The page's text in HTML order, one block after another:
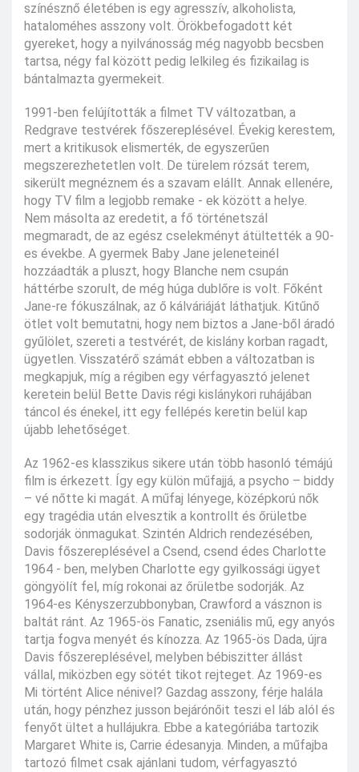
színésznő életében is egy agresszív, alkoholista,
hataloméhes asszony volt. Örökbefogadott két
gyereket, hogy a nyilvánosság még nagyobb becsben
tartsa, négy fal között pedig lelkileg és fizikailag is
bántalmazta gyermekeit.
1991-ben felújították a filmet TV változatban, a
Redgrave testvérek főszereplésével. Évekig kerestem,
mert a kritikusok elismerték, de egyszerűen
megszerezhetetlen volt. De türelem rózsát terem,
sikerült megnéznem és a szavam elállt. Annak ellenére,
hogy TV film a legjobb remake - ek között a helye.
Nem másolta az eredetit, a fő történetszál
megmaradt, de az egész cselekményt átültették a 90-
es évekbe. A gyermek Baby Jane jeleneteinél
hozzáadták a pluszt, hogy Blanche nem csupán
háttérbe szorult, de még húga dublőre is volt. Főként
Jane-re fókuszálnak, az ő kálváriáját láthatjuk. Kitűnő
ötlet volt bemutatni, hogy nem biztos a Jane-ből áradó
gyűlölet, szereti a testvérét, de kislány korban ragadt,
ügyetlen. Visszatérő számát ebben a változatban is
megkapjuk, míg a régiben egy vérfagyasztó jelenet
keretein belül Bette Davis régi kislánykori ruhájában
táncol és énekel, itt egy fellépés keretin belül kap
újabb lehetőséget.
Az 1962-es klasszikus sikere után több hasonló témájú
film is érkezett. Így egy külön műfajjá, a psycho – biddy
– vé nőtte ki magát. A műfaj lényege, középkorú nők
egy tragédia után elvesztik a kontrollt és őrületbe
sodorják önmagukat. Szintén Aldrich rendezésében,
Davis főszereplésével a Csend, csend édes Charlotte
1964 - ben, melyben Charlotte egy gyilkossági ügyet
göngyölít fel, míg rokonai az őrületbe sodorják. Az
1964-es Kényszerzubbonyban, Crawford a vásznon is
baltát ránt. Az 1965-ös Fanatic, zseniális mű, egy anyós
tartja fogva menyét és kínozza. Az 1965-ös Dada, újra
Davis főszereplésével, melyben bébiszitter állást
vállal, miközben egy sötét tikot rejteget. Az 1969-es
Mi történt Alice nénivel? Gazdag asszony, férje halála
után, hogy pénzhez jusson bejárónőit teszi el láb alól és
fenyőt ültet a hullájukra. Ebbe a kategóriába tartozik
Margaret White is, Carrie édesanyja. Minden, a műfajba
tartozó filmet csak ajánlani tudom, vérfagyasztó